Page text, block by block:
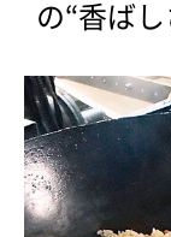
の“香ばし